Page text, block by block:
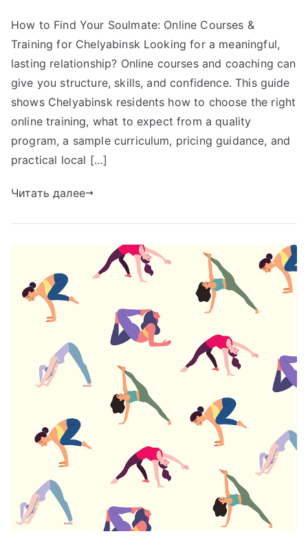
How to Find Your Soulmate: Online Courses &
Training for Chelyabinsk Looking for a meaningful,
lasting relationship? Online courses and coaching can
give you structure, skills, and confidence. This guide
shows Chelyabinsk residents how to choose the right
online training, what to expect from a quality
program, a sample curriculum, pricing guidance, and
practical local […]
Читать далее